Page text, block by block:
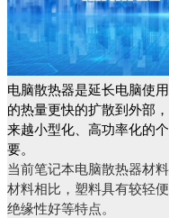
电脑散热器是延长电脑使
的热量更快的扩散到外部
来越小型化、高功率化的
要。
当前笔记本电脑散热器材
材料相比，塑料具有较轻
绝缘性好等特点。